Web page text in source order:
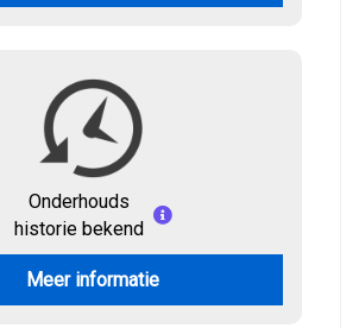
Onderhouds
historie bekend
Meer informatie